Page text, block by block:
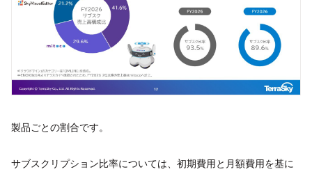
製品ごとの割合です。
サブスクリプション比率については、初期費用と月額費用を基に